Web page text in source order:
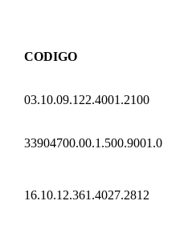
CODIGO
03.10.09.122.4001.2100
33904700.00.1.500.9001.0
16.10.12.361.4027.2812